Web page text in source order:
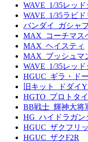
WAVE_1/35レッ
WAVE_1/35ラビ
バンダイ_ガシャ
MAX_コーチマス
MAX_ヘイスティ
MAX_ブッシュマ
WAVE_1/35レッ
HGUC_ギラ・ド
旧キット_ドダイ
HGTO_プロトタ
BB戦士_輝神大将
HG_ハイドラガン
HGUC_ザクフリ
HGUC_ザクF2R